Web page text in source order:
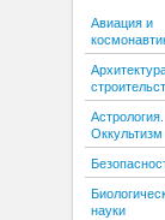
Регистрация и
Выбор
Личный кабинет
Отмена заказа
Контактная
Авиация и
Астрология.
Оккультизм
науки